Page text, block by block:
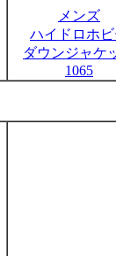
メンズ
ハイドロホビ
ダウンジャケ
1065